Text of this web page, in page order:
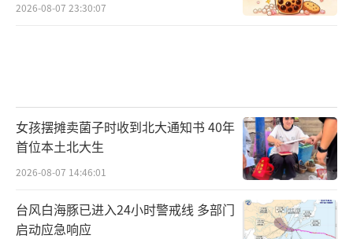
2026-08-07 23:30:07
女孩摆摊卖菌子时收到北大通知书 40年
首位本土北大生
2026-08-07 14:46:01
台风白海豚已进入24小时警戒线 多部门
启动应急响应